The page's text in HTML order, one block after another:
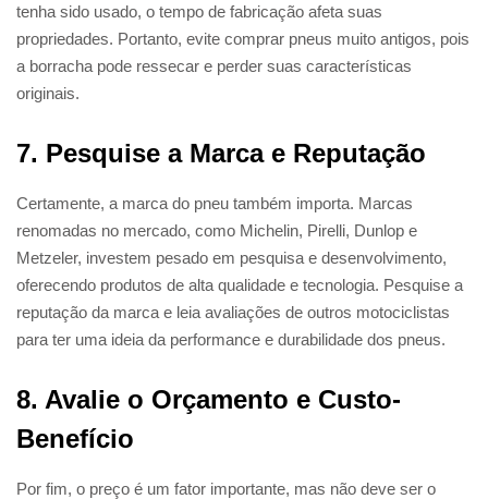
tenha sido usado, o tempo de fabricação afeta suas
propriedades. Portanto, evite comprar pneus muito antigos, pois
a borracha pode ressecar e perder suas características
originais.
7. Pesquise a Marca e Reputação
Certamente, a marca do pneu também importa. Marcas
renomadas no mercado, como Michelin, Pirelli, Dunlop e
Metzeler, investem pesado em pesquisa e desenvolvimento,
oferecendo produtos de alta qualidade e tecnologia. Pesquise a
reputação da marca e leia avaliações de outros motociclistas
para ter uma ideia da performance e durabilidade dos pneus.
8. Avalie o Orçamento e Custo-
Benefício
Por fim, o preço é um fator importante, mas não deve ser o